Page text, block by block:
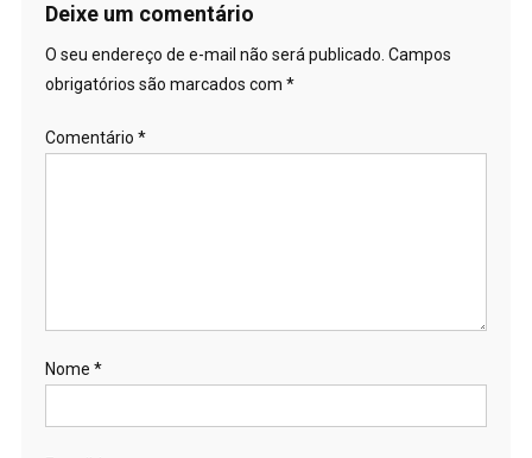
Deixe um comentário
O seu endereço de e-mail não será publicado. Campos
obrigatórios são marcados com *
Comentário *
Nome *